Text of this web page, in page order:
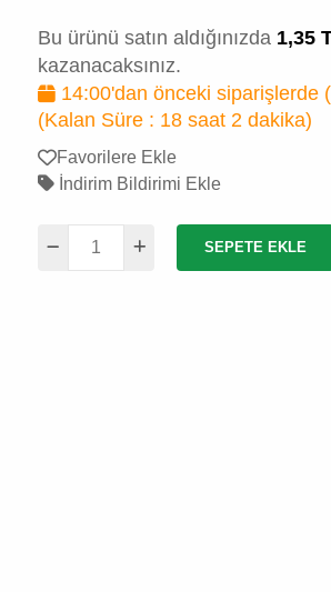
Bu ürünü satın aldığınızda 1,35
kazanacaksınız.
14:00'dan önceki siparişlerde
(Kalan Süre : 18 saat 2 dakika)
Favorilere Ekle
İndirim Bildirimi Ekle
SEPETE EKLE